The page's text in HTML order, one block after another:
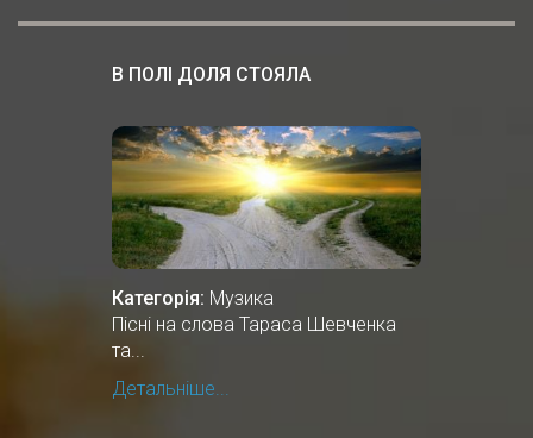
В ПОЛІ ДОЛЯ СТОЯЛА
Категорія: Музика
Пісні на слова Тараса Шевченка
та...
Детальніше...